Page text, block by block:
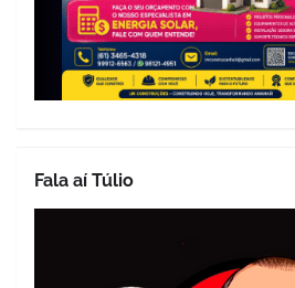
Fala aí Túlio